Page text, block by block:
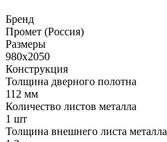
Бренд
Промет (Россия)
Размеры
980x2050
Конструкция
Толщина дверного полотна
112 мм
Количество листов металла
1 шт
Толщина внешнего листа металла